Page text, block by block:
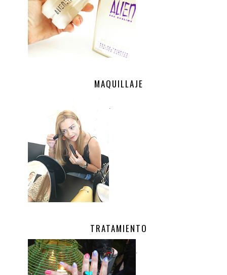
MAQUILLAJE
.
TRATAMIENTO
.